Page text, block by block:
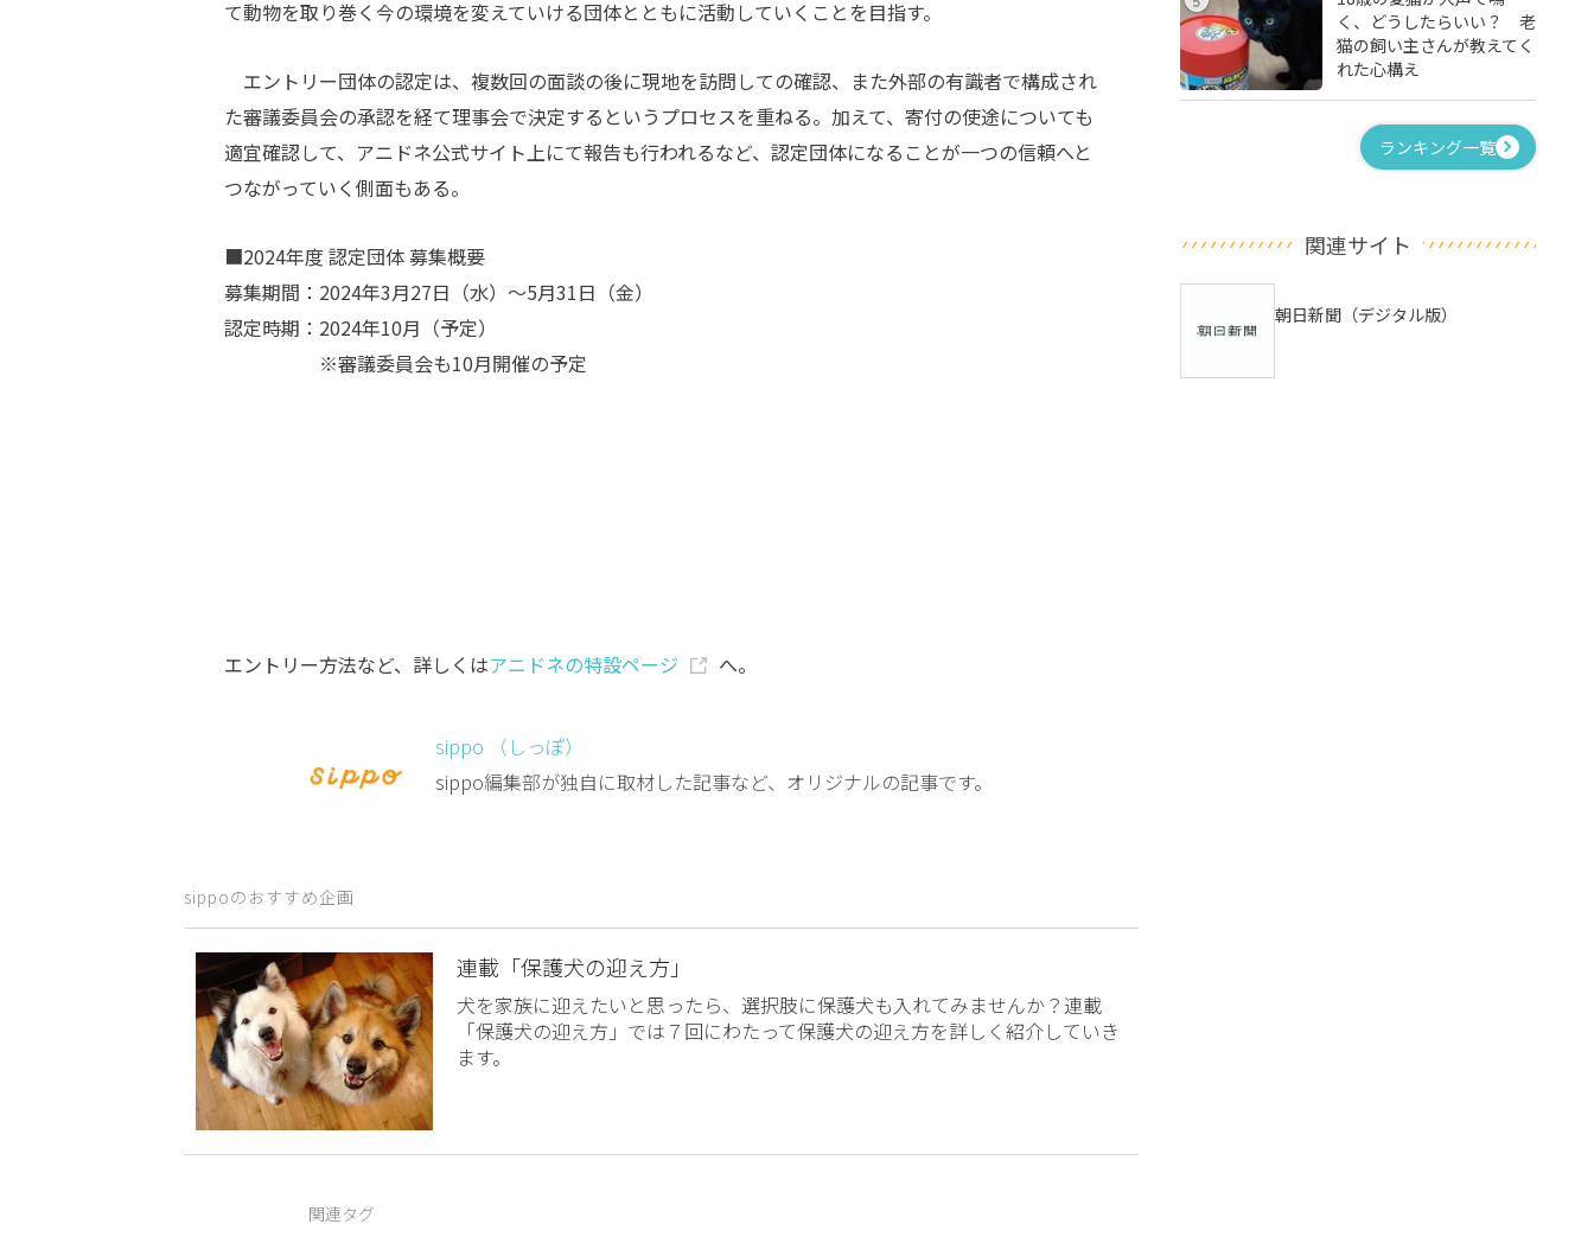
て動物を取り巻く今の環境を変えていける団体とともに活動していくことを目指す。
エントリー団体の認定は、複数回の面談の後に現地を訪問しての確認、また外部の有識者で構成され
た審議委員会の承認を経て理事会で決定するというプロセスを重ねる。加えて、寄付の使途についても
適宜確認して、アニドネ公式サイト上にて報告も行われるなど、認定団体になることが一つの信頼へと
つながっていく側面もある。
■2024年度 認定団体 募集概要
募集期間：2024年3月27日（水）～5月31日（金）
認定時期：2024年10月（予定）
※審議委員会も10月開催の予定
エントリー方法など、詳しくはアニドネの特設ページ へ。
sippo （しっぽ）
sippo編集部が独自に取材した記事など、オリジナルの記事です。
sippoのおすすめ企画
連載「保護犬の迎え方」
犬を家族に迎えたいと思ったら、選択肢に保護犬も入れてみませんか？連載
「保護犬の迎え方」では７回にわたって保護犬の迎え方を詳しく紹介していき
ます。
関連タグ
く、どうしたらいい？ 老
猫の飼い主さんが教えてく
れた心構え
ランキング一覧
関連サイト
朝日新聞（デジタル版）